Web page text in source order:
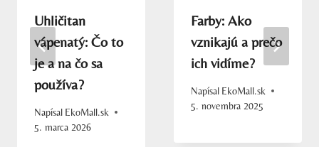
Uhličitan
vápenatý: Čo to
je a na čo sa
používa?
Napísal EkoMall.sk
5. marca 2026
Farby: Ako
vznikajú a prečo
ich vidíme?
Napísal EkoMall.sk
5. novembra 2025